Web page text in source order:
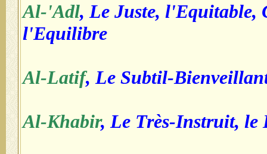
Al-'Adl, Le Juste, l'Equitable,
l'Equilibre
Al-Latif, Le Subtil-
Al-Khabir, Le Très-Instruit, le